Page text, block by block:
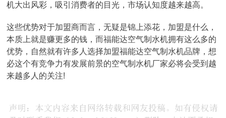
机大出风彩，吸引消费者的目光，市场认知度越来越高。
这些优势对于加盟商而言，无疑是锦上添花，加盟是什么，
本质上就是赚更多的钱，而福能达空气制水机拥有这么多的
优势，自然就有许多人选择加盟福能达空气制水机品牌，想
必这个有竞争力有发展前景的空气制水机厂家必将会受到越
来越多人的关注!